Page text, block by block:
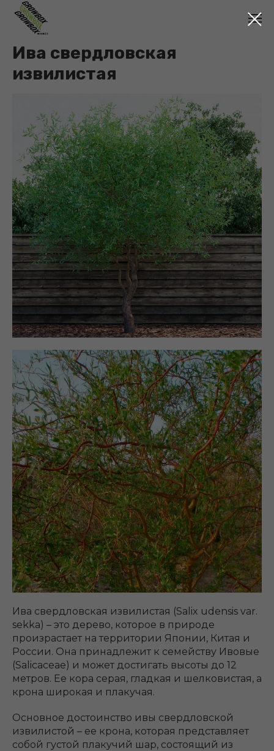
Ива свердловская
извилистая
Ива свердловская извилистая (Salix udensis var.
sekka) – это дерево, которое в природе
произрастает на территории Японии, Китая и
России. Она принадлежит к семейству Ивовые
(Salicaceae) и может достигать высоты до 12
метров. Ее кора серая, гладкая и шелковистая, а
крона широкая и плакучая.
Основное достоинство ивы свердловской
извилистой – ее крона, которая представляет
собой густой плакучий шар, состоящий из